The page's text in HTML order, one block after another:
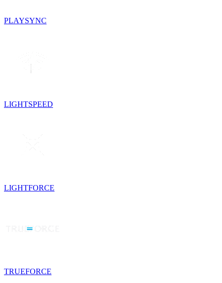
PLAYSYNC
LIGHTSPEED
LIGHTFORCE
TRUEFORCE